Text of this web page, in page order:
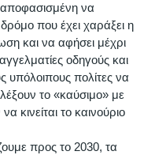
να
που έχει χαράξει η
και να αφήσει μέχρι
οδηγούς και
υπόλοιπους πολίτες να
το «καύσιμο» με
κινείται το καινούριο
προς το 2030, τα